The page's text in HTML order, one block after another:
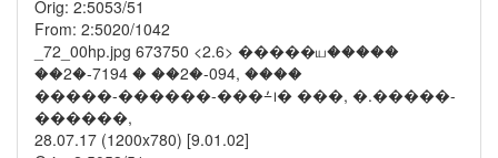
Orig: 2:5053/51
From: 2:5020/1042
_72_00hp.jpg 673750 <2.6> �����ய�����
��2�-7194 � ��2�-094, ����
�����-������-���⨩᪨� ���, �.�����-
������,
28.07.17 (1200x780) [9.01.02]